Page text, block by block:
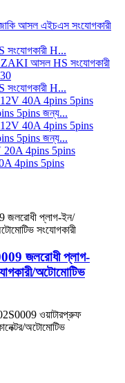
সংযোগকারী H...
সংযোগকারী H...
5pins জন্য...
5pins জন্য...
4pins 5pins
জলরোধী প্লাগ-
অটোমোটিভ
ওয়াটারপ্রুফ
অটোমোটিভ